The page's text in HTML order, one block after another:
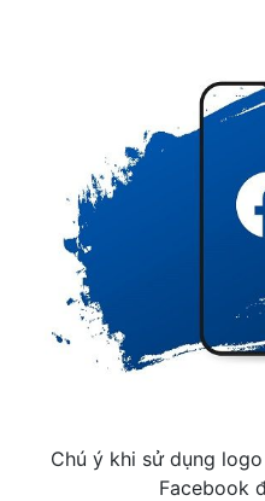
Chú ý khi sử dụng
Facebook